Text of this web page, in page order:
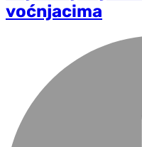
voćnjacima